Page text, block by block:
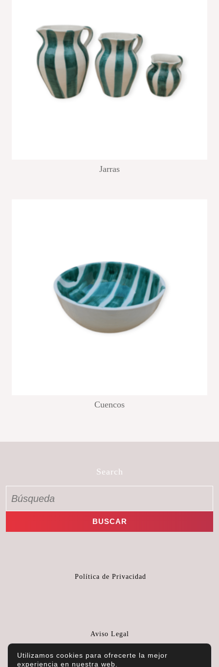
Jarras
Cuencos
Search
Política de Privacidad
Aviso Legal
Utilizamos cookies para ofrecerte la mejor
experiencia en nuestra web.